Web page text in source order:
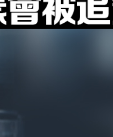
豈能妄想輕判
暫停3項公職委任
現代